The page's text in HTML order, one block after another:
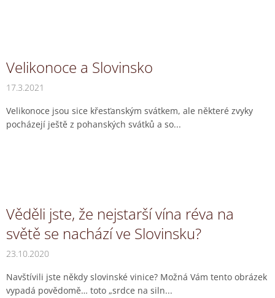
Velikonoce a Slovinsko
17.3.2021
Velikonoce jsou sice křesťanským svátkem, ale některé zvyky
pocházejí ještě z pohanských svátků a so...
Věděli jste, že nejstarší vína réva na
světě se nachází ve Slovinsku?
23.10.2020
Navštívili jste někdy slovinské vinice? Možná Vám tento obrázek
vypadá povědomě… toto „srdce na siln...